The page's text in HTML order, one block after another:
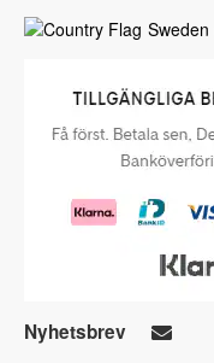
Sweden
Nyhetsbrev